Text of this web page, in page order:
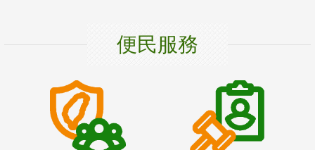
便民服務